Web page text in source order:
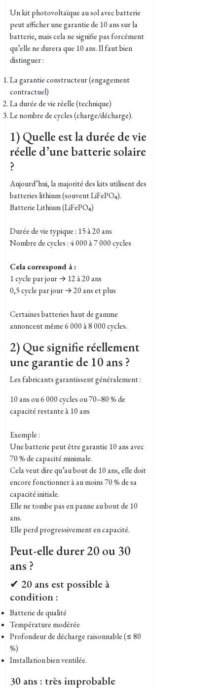
Un kit photovoltaïque au sol avec batterie
peut afficher une garantie de 10 ans sur la
batterie, mais cela ne signifie pas forcément
qu’elle ne durera que 10 ans. Il faut bien
distinguer :
La garantie constructeur (engagement
contractuel)
La durée de vie réelle (technique)
Le nombre de cycles (charge/décharge).
1) Quelle est la durée de vie
réelle d’une batterie solaire
?
Aujourd’hui, la majorité des kits utilisent des
batteries lithium (souvent LiFePO₄).
Batterie Lithium (LiFePO₄)
Durée de vie typique : 15 à 20 ans
Nombre de cycles : 4 000 à 7 000 cycles
Cela correspond à :
1 cycle par jour → 12 à 20 ans
0,5 cycle par jour → 20 ans et plus
Certaines batteries haut de gamme
annoncent même 6 000 à 8 000 cycles.
2) Que signifie réellement
une garantie de 10 ans ?
Les fabricants garantissent généralement :
10 ans ou 6 000 cycles ou 70–80 % de
capacité restante à 10 ans
Exemple :
Une batterie peut être garantie 10 ans avec
70 % de capacité minimale.
Cela veut dire qu’au bout de 10 ans, elle doit
encore fonctionner à au moins 70 % de sa
capacité initiale.
Elle ne tombe pas en panne au bout de 10
ans.
Elle perd progressivement en capacité.
Peut-elle durer 20 ou 30
ans ?
✔ 20 ans est possible à
condition :
Batterie de qualité
Température modérée
Profondeur de décharge raisonnable (≤ 80
%)
Installation bien ventilée.
30 ans : très improbable